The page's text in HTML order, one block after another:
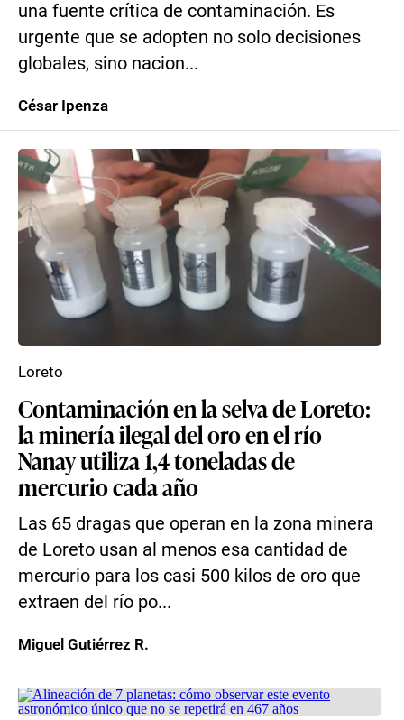
una fuente crítica de contaminación. Es
urgente que se adopten no solo decisiones
globales, sino nacion...
César Ipenza
Contaminación en la selva de Loreto:
la minería ilegal del oro en el río
Nanay utiliza 1,4 toneladas de
mercurio cada año
Las 65 dragas que operan en la zona minera
de Loreto usan al menos esa cantidad de
mercurio para los casi 500 kilos de oro que
extraen del río po...
Loreto
Miguel Gutiérrez R.